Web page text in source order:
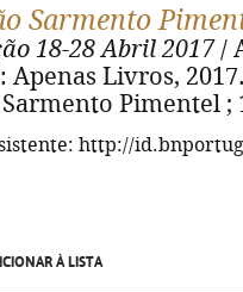
Sarmento
18-28 Abril 2017/
Apenas Livros,
Pimentel ;
http://
À LISTA